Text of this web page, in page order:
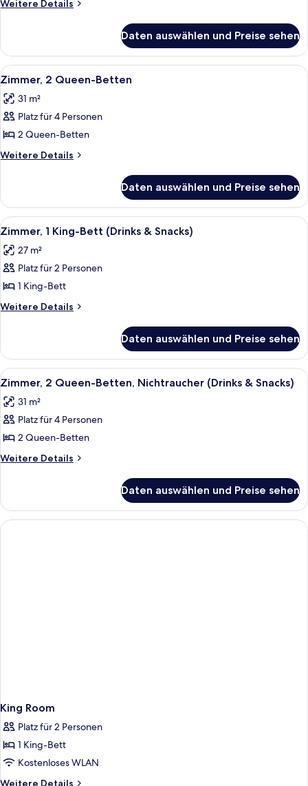
Weitere Details
Weitere
1
Schlafzimmer
Daten auswählen und Preise sehen
Alle
Fotos
für
Zimmer,
2 Queen-
Betten
Ein Hotelzimmer mit zwei Betten,
4
Zimmer, 2 Queen-Betten
31 m²
Platz für 4 Personen
2 Queen-Betten
Weitere Details
Weitere
2 Queen-
Betten
Daten auswählen und Preise sehen
Alle
Fotos
für
Zimmer,
1 King-
Bett
Snacks)
anzeigen
Ein Hotelzimmer mit Bett,
6
Zimmer, 1 King-Bett (Drinks & Snacks)
27 m²
Platz für 2 Personen
1 King-Bett
Weitere Details
Weitere
1 King-
Bett
(Drinks
Snacks)
Daten auswählen und Preise sehen
Alle
Fotos
für
Zimmer,
2 Queen-
Betten,
&
Snacks)
anzeigen
Ein Hotelzimmer mit zwei Betten,
4
Zimmer, 2 Queen-Betten, Nichtraucher (Drinks & Snacks)
31 m²
Platz für 4 Personen
2 Queen-Betten
Weitere Details
Weitere
2 Queen-
Betten,
Nichtraucher
Daten auswählen und Preise sehen
King Room
Platz für 2 Personen
1 King-Bett
Kostenloses WLAN
Weitere Details
Weitere